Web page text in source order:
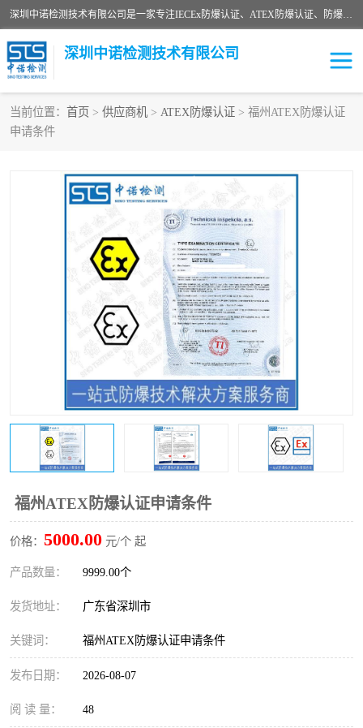
深圳中诺检测技术有限公司是一家专注IECEx防爆认证、ATEX防爆认证、防爆电气检测、防爆合格证、煤安认证等代理机构，可为客户提供从防爆设计、认证、现场检查、工程施工改造、培训等一站式服务。
深圳中诺检测技术有限公司
当前位置： 首页 > 供应商机 > ATEX防爆认证 > 福州ATEX防爆认证
申请条件
福州ATEX防爆认证申请条件
价格： 5000.00 元/个 起
产品数量： 9999.00个
发货地址： 广东省深圳市
关键词： 福州ATEX防爆认证申请条件
发布日期： 2026-08-07
阅 读 量： 48
ATEX防爆认证
防爆3C认证 现场防爆检测
煤安矿安
IECEx防爆认证 防爆设计
防爆资质证书 各国防爆认证
SIL认证
防爆电气检测机构 防爆合格证代理机构